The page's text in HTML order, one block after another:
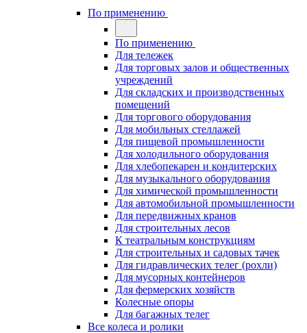
По применению
По применению
Для тележек
Для торговых залов и общественных
учреждений
Для складских и производственных
помещений
Для торгового оборудования
Для мобильных стеллажей
Для пищевой промышленности
Для холодильного оборудования
Для хлебопекарен и кондитерских
Для музыкального оборудования
Для химической промышленности
Для автомобильной промышленности
Для передвижных кранов
Для строительных лесов
К театральным конструкциям
Для строительных и садовых тачек
Для гидравлических телег (рохли)
Для мусорных контейнеров
Для фермерских хозяйств
Колесные опоры
Для багажных телег
Все колеса и ролики